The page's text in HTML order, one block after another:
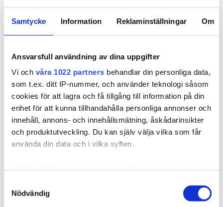
Samtycke Information Reklaminställningar Om
Ansvarsfull användning av dina uppgifter
Vi och våra 1022 partners behandlar din personliga data,
som t.ex. ditt IP-nummer, och använder teknologi såsom
cookies för att lagra och få tillgång till information på din
enhet för att kunna tillhandahålla personliga annonser och
innehåll, annons- och innehållsmätning, åskådarinsikter
och produktutveckling. Du kan själv välja vilka som får
använda din data och i vilka syften.
kan ha en noggrannhet på upp till flera meter
Nödvändig